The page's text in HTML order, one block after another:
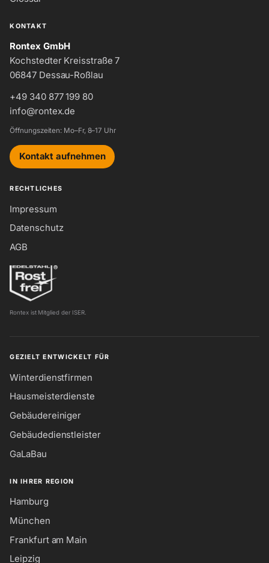
KONTAKT
Rontex GmbH
Kochstedter Kreisstraße 7
06847 Dessau-Roßlau
+49 340 877 199 80
info@rontex.de
Öffnungszeiten: Mo–Fr, 8–17 Uhr
Kontakt aufnehmen
RECHTLICHES
Impressum
Datenschutz
AGB
Rontex ist Mitglied der ISER.
GEZIELT ENTWICKELT FÜR
Winterdienstfirmen
Hausmeisterdienste
Gebäudereiniger
Gebäudedienstleister
GaLaBau
IN IHRER REGION
Hamburg
München
Frankfurt am Main
Leipzig